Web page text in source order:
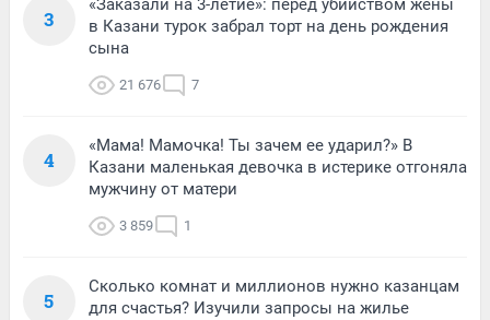
3
«Заказали на 3-летие»: перед убийством жены
в Казани турок забрал торт на день рождения
сына
21 676 7
4
«Мама! Мамочка! Ты зачем ее ударил?» В
Казани маленькая девочка в истерике отгоняла
мужчину от матери
3 859 1
5
Сколько комнат и миллионов нужно казанцам
для счастья? Изучили запросы на жилье